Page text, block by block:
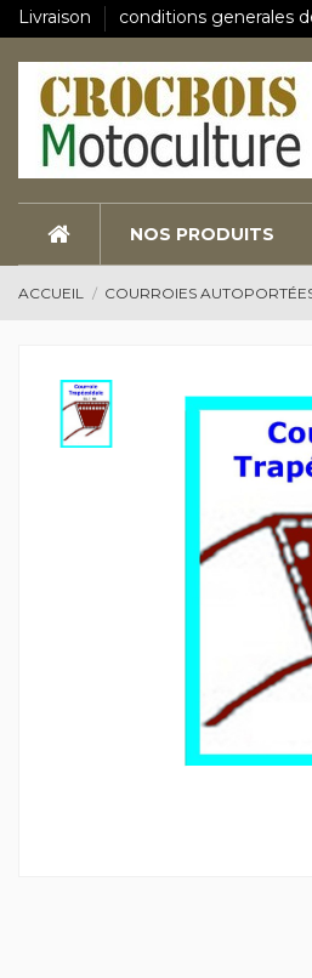
Livraison conditions generales
NOS PRODUITS
ACCUEIL COURROIES